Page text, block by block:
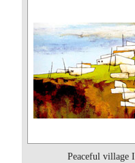
Peaceful village I